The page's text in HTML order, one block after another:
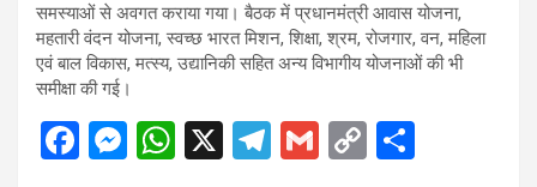
समस्याओं से अवगत कराया गया। बैठक में प्रधानमंत्री आवास योजना,
महतारी वंदन योजना, स्वच्छ भारत मिशन, शिक्षा, श्रम, रोजगार, वन, महिला
एवं बाल विकास, मत्स्य, उद्यानिकी सहित अन्य विभागीय योजनाओं की भी
समीक्षा की गई।
F
M W X
T
G
C